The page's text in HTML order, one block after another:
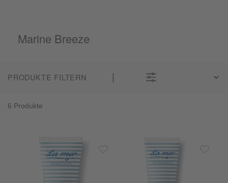
Marine Breeze
PRODUKTE FILTERN
6 Produkte